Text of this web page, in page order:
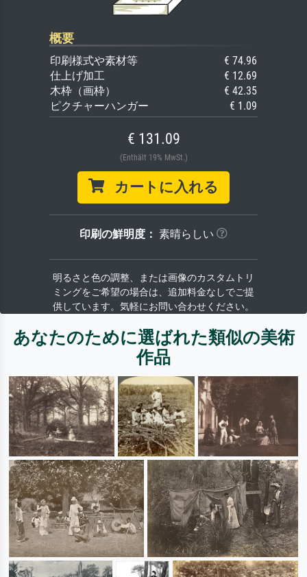
概要
印刷様式や素材等
€ 74.96
仕上げ加工
€ 12.69
木枠（画枠）
€ 42.35
ピクチャーハンガー
€ 1.09
€ 131.09
(Enthält 19% MwSt.)
カートに入れる
印刷の鮮明度： 素晴らしい
明るさと色の調整、または画像のカスタムトリ
ミングをご希望の場合は、追加料金なしでご提
供しています。気軽にお問い合わせください。
あなたのために選ばれた類似の美術
作品